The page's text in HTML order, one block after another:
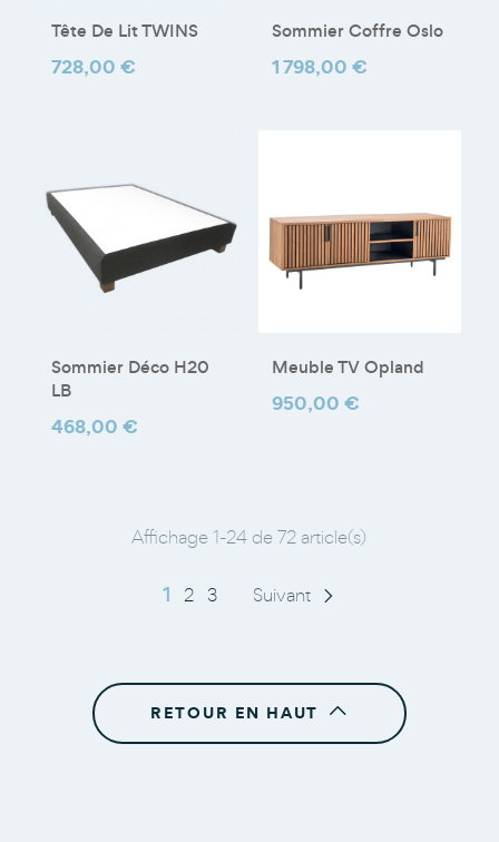
Tête De Lit TWINS
Prix
728,00 €
Sommier Coffre Oslo
Prix
1 798,00 €
Sommier Déco H20
LB
Prix
468,00 €
Meuble TV Opland
Prix
950,00 €
Affichage 1-24 de 72 article(s)
1 2 3 Suivant c
RETOUR EN HAUT b